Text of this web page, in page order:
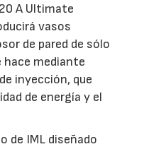
A Ultimate
vasos
de pared de sólo
mediante
inyección, que
de energía y el
de IML diseñado